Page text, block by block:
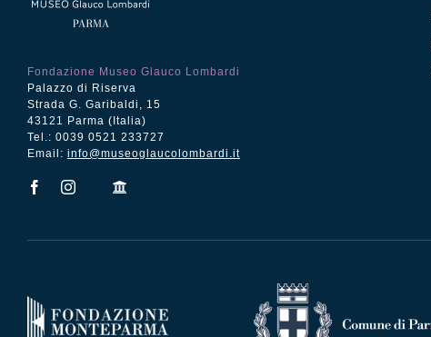
Fondazione Museo Glauco Lombardi
Palazzo di Riserva
Strada G. Garibaldi, 15
43121 Parma (Italia)
Tel.: 0039 0521 233727
Email: info@museoglaucolombardi.it